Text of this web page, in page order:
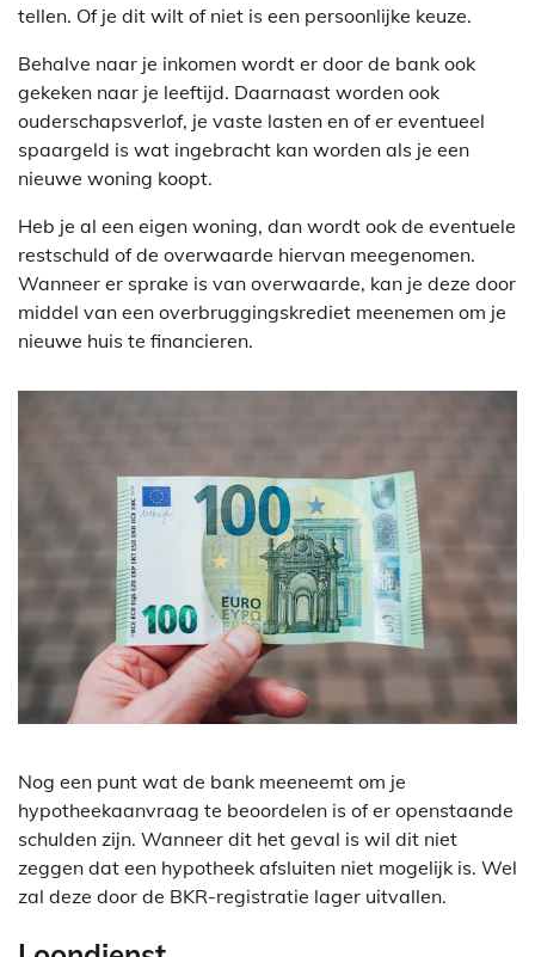
tellen. Of je dit wilt of niet is een persoonlijke keuze.
Behalve naar je inkomen wordt er door de bank ook
gekeken naar je leeftijd. Daarnaast worden ook
ouderschapsverlof, je vaste lasten en of er eventueel
spaargeld is wat ingebracht kan worden als je een
nieuwe woning koopt.
Heb je al een eigen woning, dan wordt ook de eventuele
restschuld of de overwaarde hiervan meegenomen.
Wanneer er sprake is van overwaarde, kan je deze door
middel van een overbruggingskrediet meenemen om je
nieuwe huis te financieren.
Nog een punt wat de bank meeneemt om je
hypotheekaanvraag te beoordelen is of er openstaande
schulden zijn. Wanneer dit het geval is wil dit niet
zeggen dat een hypotheek afsluiten niet mogelijk is. Wel
zal deze door de BKR-registratie lager uitvallen.